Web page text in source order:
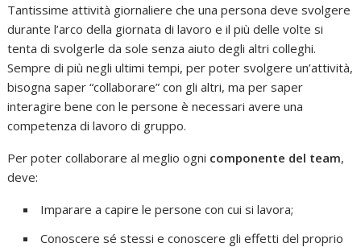
Tantissime attività giornaliere che una persona deve svolgere
durante l’arco della giornata di lavoro e il più delle volte si
tenta di svolgerle da sole senza aiuto degli altri colleghi.
Sempre di più negli ultimi tempi, per poter svolgere un’attività,
bisogna saper “collaborare” con gli altri, ma per saper
interagire bene con le persone è necessari avere una
competenza di lavoro di gruppo.
Per poter collaborare al meglio ogni componente del team,
deve:
Imparare a capire le persone con cui si lavora;
Conoscere sé stessi e conoscere gli effetti del proprio